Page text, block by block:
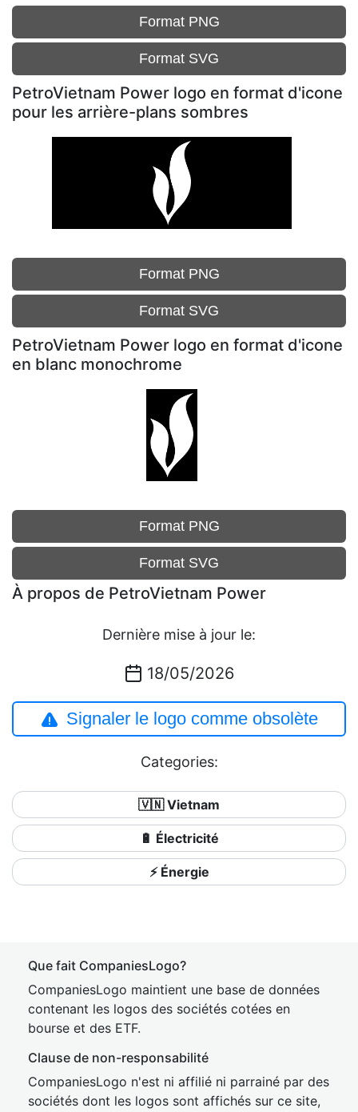
Format PNG
Format SVG
PetroVietnam Power logo en format d'icone
pour les arrière-plans sombres
Format PNG
Format SVG
PetroVietnam Power logo en format d'icone
en blanc monochrome
Format PNG
Format SVG
À propos de PetroVietnam Power
Dernière mise à jour le:
18/05/2026
Signaler le logo comme obsolète
Categories:
🇻🇳 Vietnam
🔋 Électricité
⚡ Énergie
Que fait CompaniesLogo?
CompaniesLogo maintient une base de données
contenant les logos des sociétés cotées en
bourse et des ETF.
Clause de non-responsabilité
CompaniesLogo n'est ni affilié ni parrainé par des
sociétés dont les logos sont affichés sur ce site,